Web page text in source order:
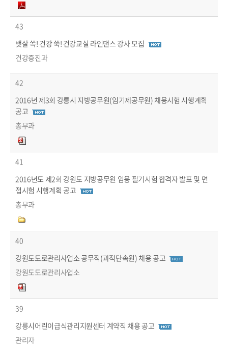
43
뱃살 쏙! 건강 쑥! 건강교실 라인댄스 강사 모집
건강증진과
42
2016년 제3회 강릉시 지방공무원(임기제공무원) 채용시험 시행계획
공고
총무과
41
2016년도 제2회 강원도 지방공무원 임용 필기시험 합격자 발표 및 면
접시험 시행계획 공고
총무과
40
강원도도로관리사업소 공무직(과적단속원) 채용 공고
강원도도로관리사업소
39
강릉시어린이급식관리지원센터 계약직 채용 공고
관리자